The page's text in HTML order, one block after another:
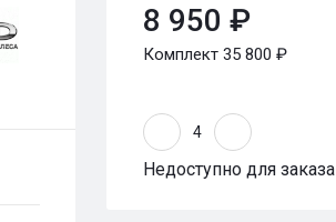
8 950 ₽
Комплект 35 800 ₽
Недоступно для заказа